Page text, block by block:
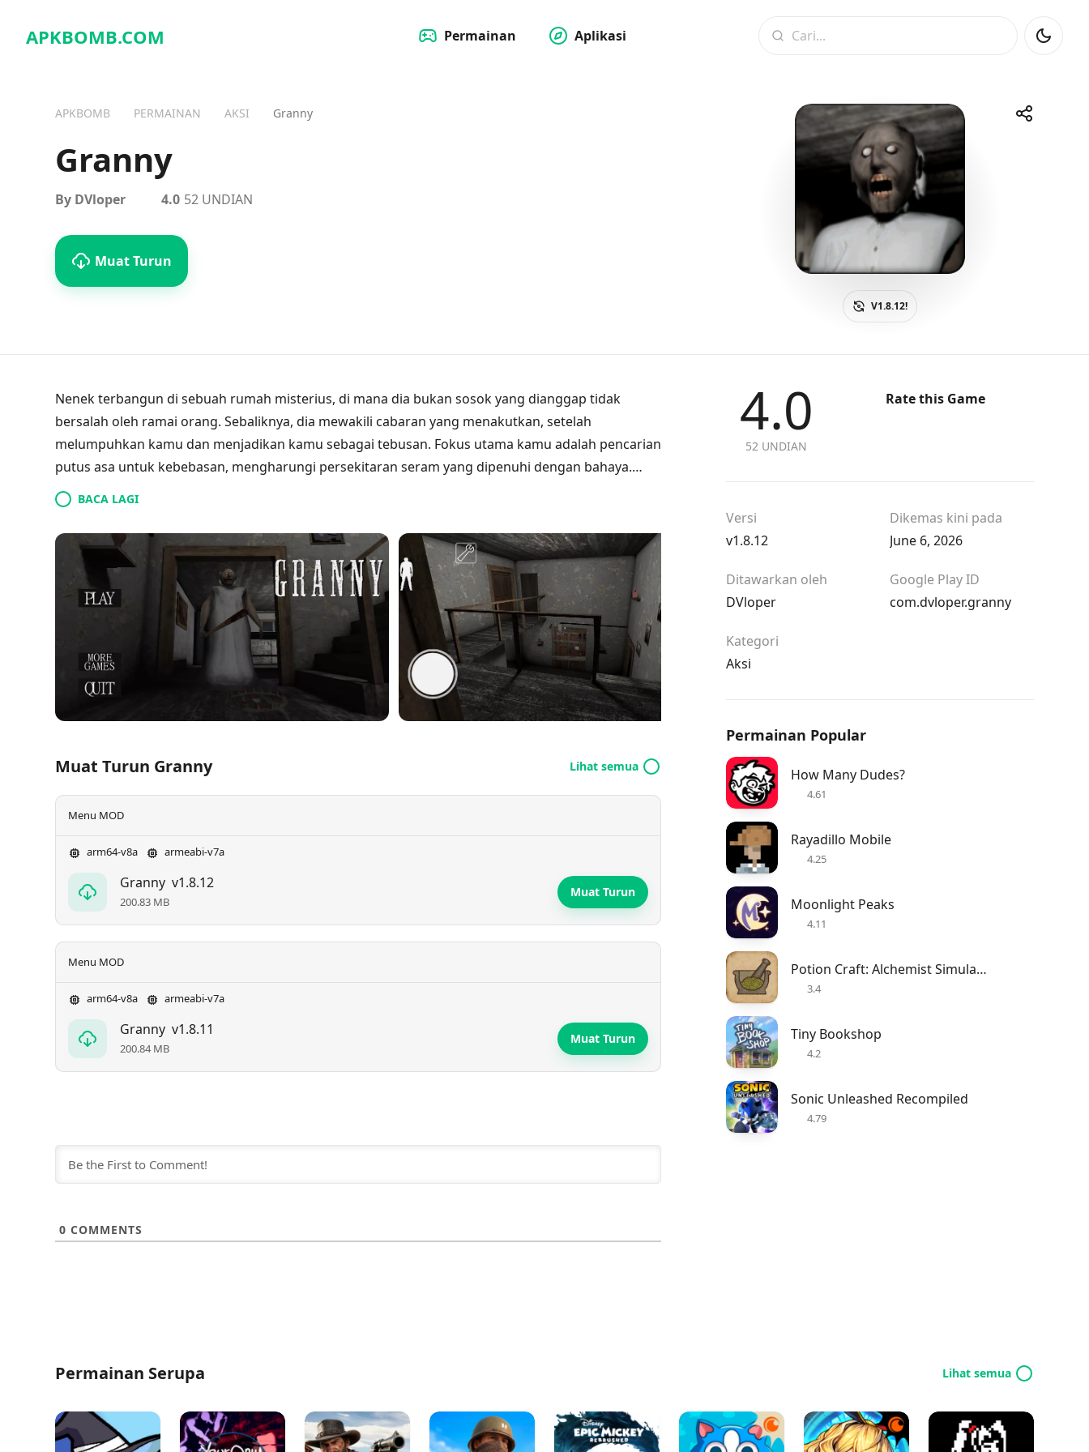
APKBOMB.COM Permainan
Aplikasi
APKBOMB PERMAINAN AKSI Granny Kongsi
TelegramFacebook
V1.8.12!
Granny
By DVloper
Muat Turun
4.0 52 UNDIAN
Nenek terbangun di sebuah rumah misterius, di mana dia bukan sosok yang dianggap tidak
bersalah oleh ramai orang. Sebaliknya, dia mewakili cabaran yang menakutkan, setelah
melumpuhkan kamu dan menjadikan kamu sebagai tebusan. Fokus utama kamu adalah pencarian
putus asa untuk kebebasan, mengharungi persekitaran seram yang dipenuhi dengan bahaya.
Kamu harus menggunakan kebolehan mengelak dan strategi untuk menghindarinya, berlari dan
bersembunyi sebaik sahaja peluang muncul. Taruhannya tinggi; jika kamu gagal untuk kekal tidak
dikesan, kamu berisiko menjadi mangsa dia sekali lagi. Satu-satunya matlamat kamu adalah untuk
mencari cara keluar dari kediaman menakutkan ini sebelum bayang-bayang menghampiri.
BACA LAGI
Muat Turun Granny Lihat semua
Menu MOD
arm64-v8a armeabi-v7a
Granny v1.8.12
200.83 MB
Muat Turun
Menu MOD
arm64-v8a armeabi-v7a
Granny v1.8.11
200.84 MB
Muat Turun
0 COMMENTS
4.0
52 UNDIAN
Rate this Game
Versi
v1.8.12
Dikemas kini pada
June 6, 2026
Ditawarkan oleh
DVloper
Google Play ID
com.dvloper.granny
Kategori
Aksi
Permainan Popular
How Many Dudes?
4.61
Rayadillo Mobile
4.25
Moonlight Peaks
4.11
Potion Craft: Alchemist Simulator
3.4
Tiny Bookshop
4.2
Sonic Unleashed Recompiled
4.79
Permainan Serupa Lihat semua